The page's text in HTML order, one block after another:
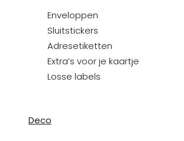
Enveloppen
Sluitstickers
Adresetiketten
Extra’s voor je kaartje
Losse labels
Deco